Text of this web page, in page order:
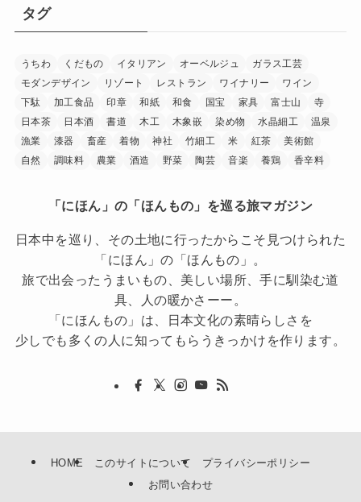
タグ
うちわ くだもの イタリアン オーベルジュ
ガラス工芸
モダンデザイン
リゾート レストラン ワイナリー
ワイン
下駄
加工食品 印章 和紙 和食 国宝 家具 富士山
寺
日本茶
日本酒 書道 木工 木象嵌 染め物 水晶細工
温泉
漁業
漆器 畜産 着物 神社 竹細工 米 紅茶
美術館
自然
調味料 農業 酒造 野菜 陶芸 音楽 養鶏 香辛料
「にほん」の「ほんもの」を巡る旅マガジン
日本中を巡り、その土地に行ったからこそ見つけられた
「にほん」の「ほんもの」。
旅で出会ったうまいもの、美しい場所、手に馴染む道
具、人の暖かさーー。
「にほんもの」は、日本文化の素晴らしさを
少しでも多くの人に知ってもらうきっかけを作ります。
HOME このサイトについて
プライバシーポリシー
お問い合わせ